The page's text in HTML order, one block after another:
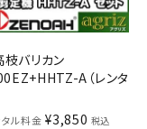
バリカン
A（レンタ
ル料金 ¥3,850 税込